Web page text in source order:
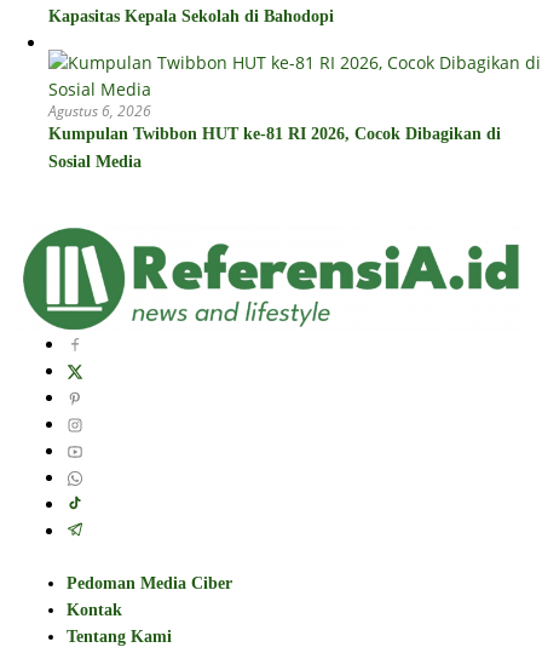
Kapasitas Kepala Sekolah di Bahodopi
Agustus 6, 2026
Kumpulan Twibbon HUT ke-81 RI 2026, Cocok Dibagikan di
Sosial Media
Pedoman Media Ciber
Kontak
Tentang Kami